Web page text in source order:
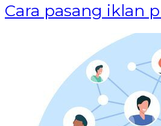
Cara pasang iklan